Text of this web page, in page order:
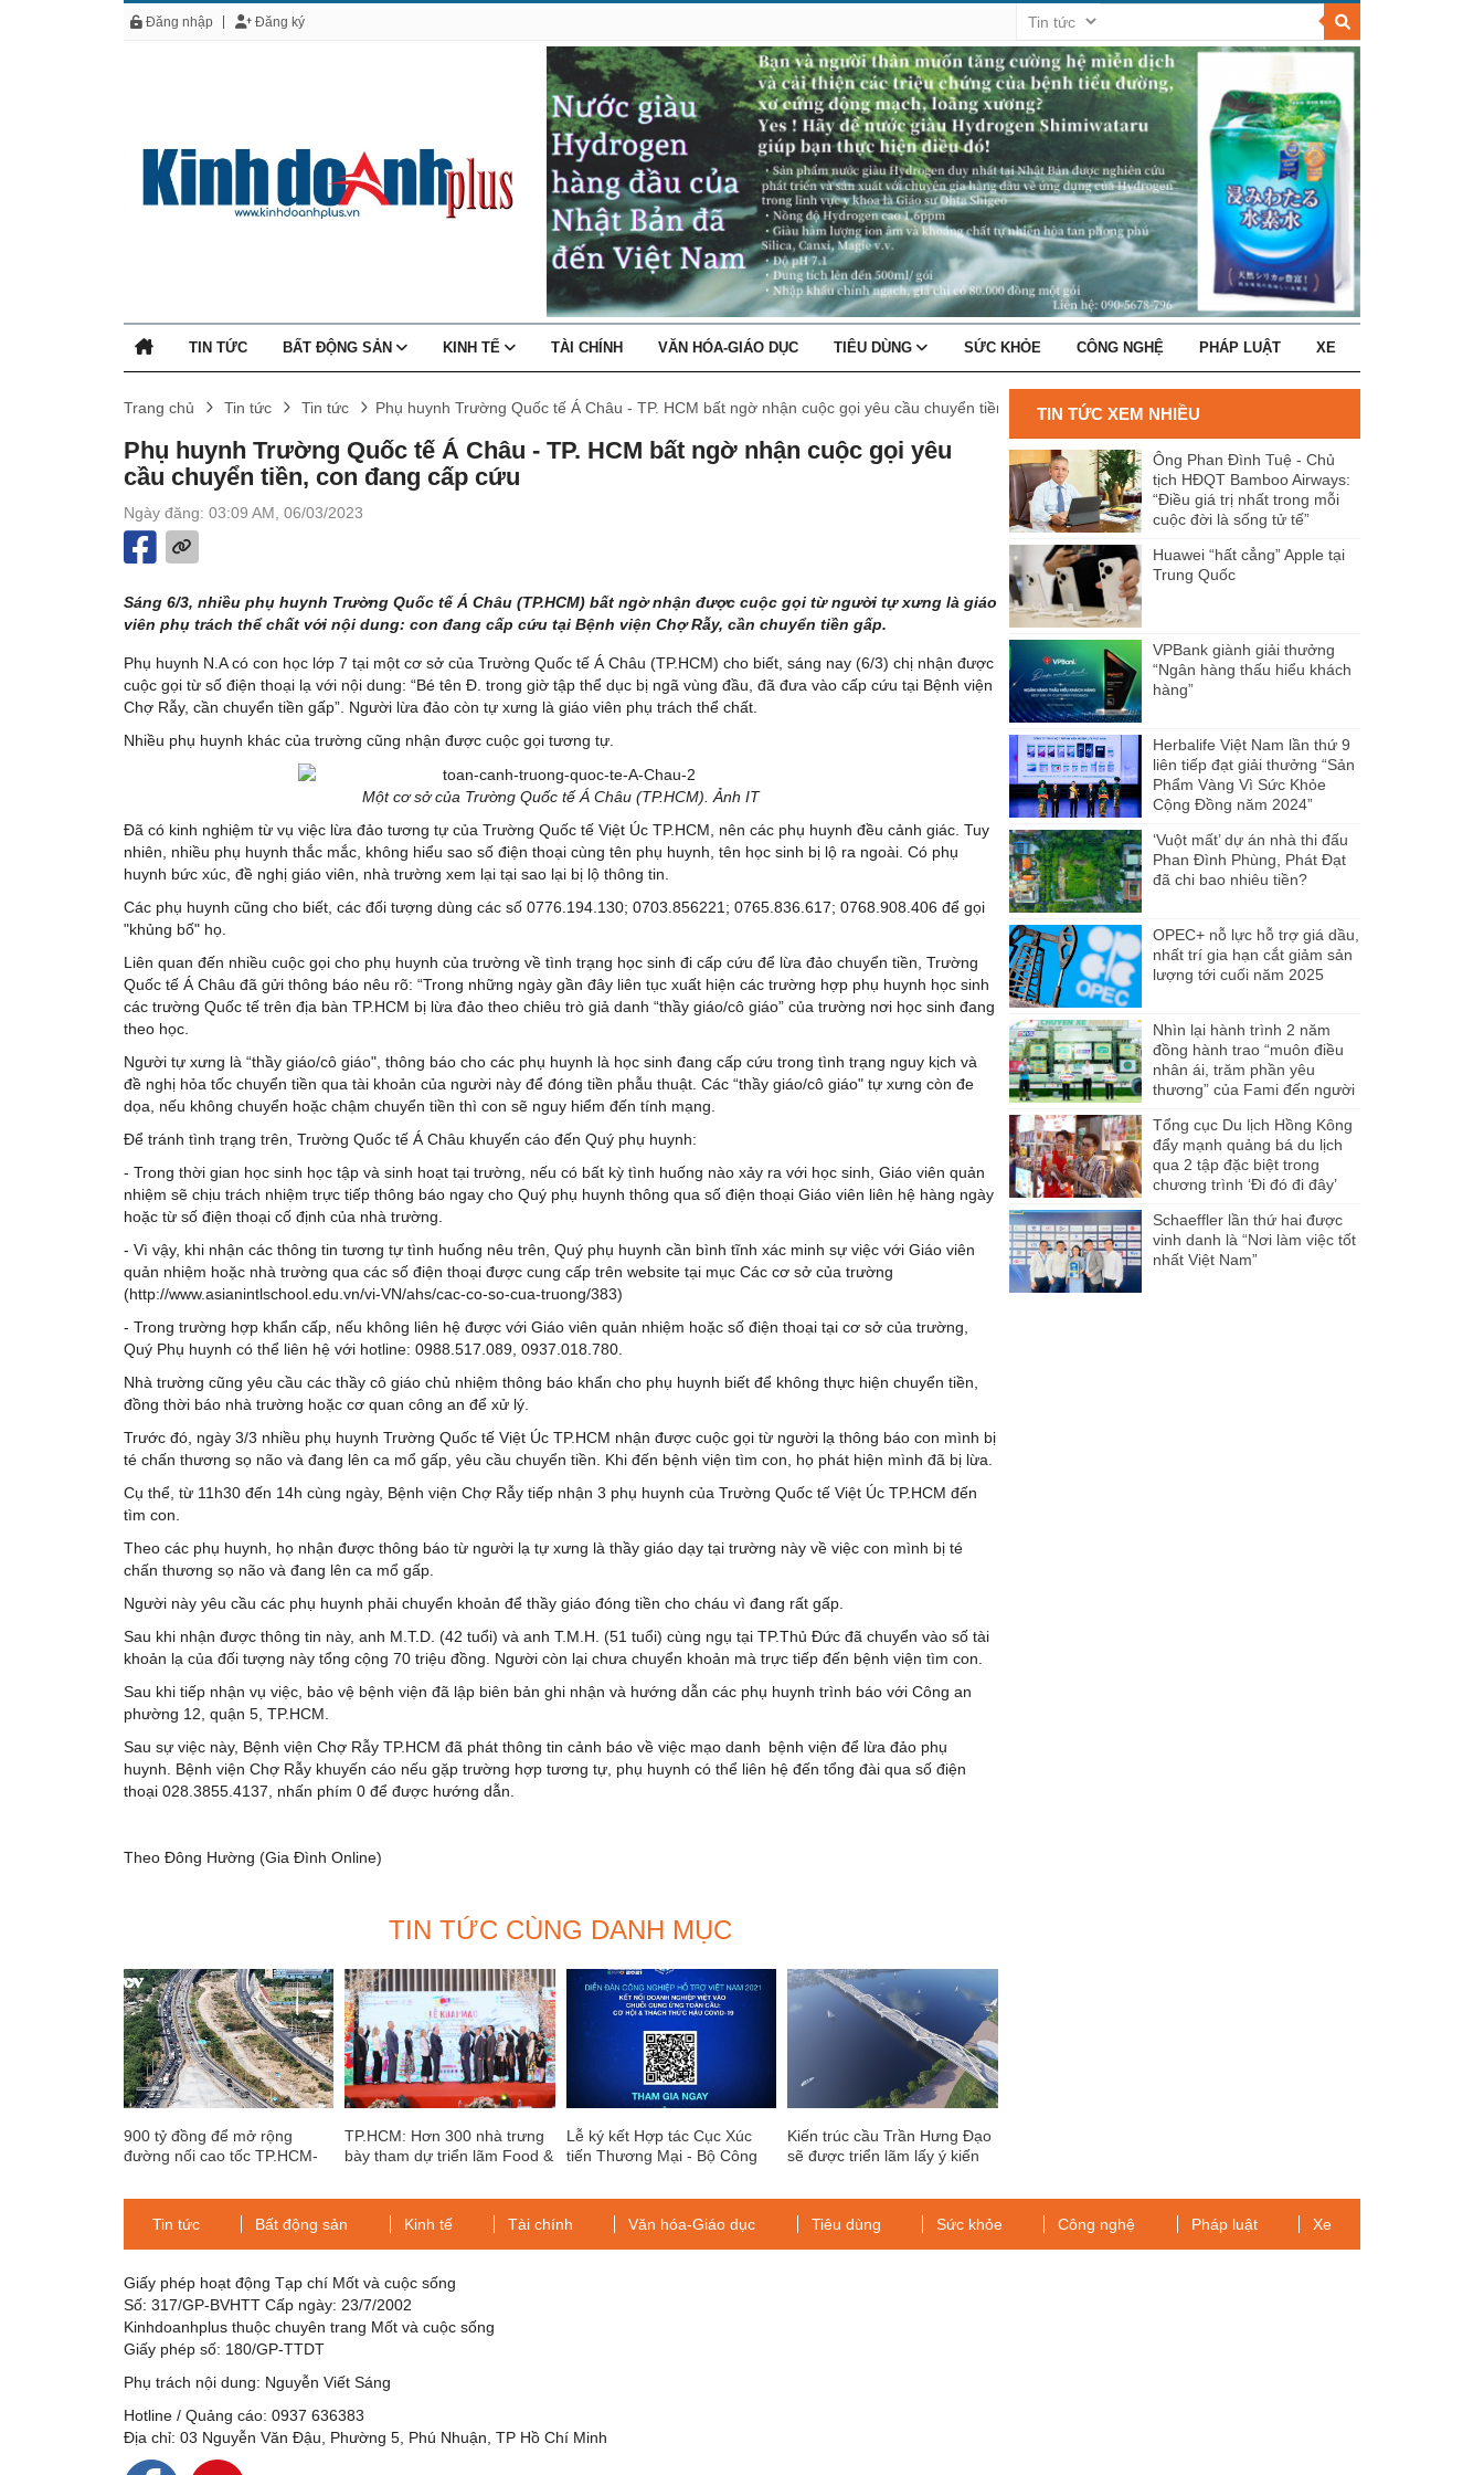
Đăng nhập Đăng ký
TIN TỨC BẤT ĐỘNG SẢN KINH TẾ TÀI CHÍNH VĂN HÓA-GIÁO DỤC TIÊU DÙNG SỨC KHỎE CÔNG NGHỆ PHÁP LUẬT XE
Trang chủ Tin tức Tin tức Phụ huynh Trường Quốc tế Á Châu - TP. HCM bất ngờ nhận cuộc gọi yêu cầu chuyển tiền, con đang cấp cứu
Phụ huynh Trường Quốc tế Á Châu - TP. HCM bất ngờ nhận cuộc gọi yêu
cầu chuyển tiền, con đang cấp cứu
Ngày đăng: 03:09 AM, 06/03/2023
Sáng 6/3, nhiều phụ huynh Trường Quốc tế Á Châu (TP.HCM) bất ngờ nhận được cuộc gọi từ người tự xưng là giáo
viên phụ trách thể chất với nội dung: con đang cấp cứu tại Bệnh viện Chợ Rẫy, cần chuyển tiền gấp.
Phụ huynh N.A có con học lớp 7 tại một cơ sở của Trường Quốc tế Á Châu (TP.HCM) cho biết, sáng nay (6/3) chị nhận được
cuộc gọi từ số điện thoại lạ với nội dung: “Bé tên Đ. trong giờ tập thể dục bị ngã vùng đầu, đã đưa vào cấp cứu tại Bệnh viện
Chợ Rẫy, cần chuyển tiền gấp”. Người lừa đảo còn tự xưng là giáo viên phụ trách thể chất.
Nhiều phụ huynh khác của trường cũng nhận được cuộc gọi tương tự.
Một cơ sở của Trường Quốc tế Á Châu (TP.HCM). Ảnh IT
Đã có kinh nghiệm từ vụ việc lừa đảo tương tự của Trường Quốc tế Việt Úc TP.HCM, nên các phụ huynh đều cảnh giác. Tuy
nhiên, nhiều phụ huynh thắc mắc, không hiểu sao số điện thoại cùng tên phụ huynh, tên học sinh bị lộ ra ngoài. Có phụ
huynh bức xúc, đề nghị giáo viên, nhà trường xem lại tại sao lại bị lộ thông tin.
Các phụ huynh cũng cho biết, các đối tượng dùng các số 0776.194.130; 0703.856221; 0765.836.617; 0768.908.406 để gọi
"khủng bố" họ.
Liên quan đến nhiều cuộc gọi cho phụ huynh của trường về tình trạng học sinh đi cấp cứu để lừa đảo chuyển tiền, Trường
Quốc tế Á Châu đã gửi thông báo nêu rõ: “Trong những ngày gần đây liên tục xuất hiện các trường hợp phụ huynh học sinh
các trường Quốc tế trên địa bàn TP.HCM bị lừa đảo theo chiêu trò giả danh “thầy giáo/cô giáo” của trường nơi học sinh đang
theo học.
Người tự xưng là “thầy giáo/cô giáo", thông báo cho các phụ huynh là học sinh đang cấp cứu trong tình trạng nguy kịch và
đề nghị hỏa tốc chuyển tiền qua tài khoản của người này để đóng tiền phẫu thuật. Các “thầy giáo/cô giáo" tự xưng còn đe
dọa, nếu không chuyển hoặc chậm chuyển tiền thì con sẽ nguy hiểm đến tính mạng.
Để tránh tình trạng trên, Trường Quốc tế Á Châu khuyến cáo đến Quý phụ huynh:
- Trong thời gian học sinh học tập và sinh hoạt tại trường, nếu có bất kỳ tình huống nào xảy ra với học sinh, Giáo viên quản
nhiệm sẽ chịu trách nhiệm trực tiếp thông báo ngay cho Quý phụ huynh thông qua số điện thoại Giáo viên liên hệ hàng ngày
hoặc từ số điện thoại cố định của nhà trường.
- Vì vậy, khi nhận các thông tin tương tự tình huống nêu trên, Quý phụ huynh cần bình tĩnh xác minh sự việc với Giáo viên
quản nhiệm hoặc nhà trường qua các số điện thoại được cung cấp trên website tại mục Các cơ sở của trường
(http://www.asianintlschool.edu.vn/vi-VN/ahs/cac-co-so-cua-truong/383)
- Trong trường hợp khẩn cấp, nếu không liên hệ được với Giáo viên quản nhiệm hoặc số điện thoại tại cơ sở của trường,
Quý Phụ huynh có thể liên hệ với hotline: 0988.517.089, 0937.018.780.
Nhà trường cũng yêu cầu các thầy cô giáo chủ nhiệm thông báo khẩn cho phụ huynh biết để không thực hiện chuyển tiền,
đồng thời báo nhà trường hoặc cơ quan công an để xử lý.
Trước đó, ngày 3/3 nhiều phụ huynh Trường Quốc tế Việt Úc TP.HCM nhận được cuộc gọi từ người lạ thông báo con mình bị
té chấn thương sọ não và đang lên ca mổ gấp, yêu cầu chuyển tiền. Khi đến bệnh viện tìm con, họ phát hiện mình đã bị lừa.
Cụ thể, từ 11h30 đến 14h cùng ngày, Bệnh viện Chợ Rẫy tiếp nhận 3 phụ huynh của Trường Quốc tế Việt Úc TP.HCM đến
tìm con.
Theo các phụ huynh, họ nhận được thông báo từ người lạ tự xưng là thầy giáo dạy tại trường này về việc con mình bị té
chấn thương sọ não và đang lên ca mổ gấp.
Người này yêu cầu các phụ huynh phải chuyển khoản để thầy giáo đóng tiền cho cháu vì đang rất gấp.
Sau khi nhận được thông tin này, anh M.T.D. (42 tuổi) và anh T.M.H. (51 tuổi) cùng ngụ tại TP.Thủ Đức đã chuyển vào số tài
khoản lạ của đối tượng này tổng cộng 70 triệu đồng. Người còn lại chưa chuyển khoản mà trực tiếp đến bệnh viện tìm con.
Sau khi tiếp nhận vụ việc, bảo vệ bệnh viện đã lập biên bản ghi nhận và hướng dẫn các phụ huynh trình báo với Công an
phường 12, quận 5, TP.HCM.
Sau sự việc này, Bệnh viện Chợ Rẫy TP.HCM đã phát thông tin cảnh báo về việc mạo danh bệnh viện để lừa đảo phụ
huynh. Bệnh viện Chợ Rẫy khuyến cáo nếu gặp trường hợp tương tự, phụ huynh có thể liên hệ đến tổng đài qua số điện
thoại 028.3855.4137, nhấn phím 0 để được hướng dẫn.
Theo Đông Hường (Gia Đình Online)
TIN TỨC CÙNG DANH MỤC
900 tỷ đồng để mở rộng
đường nối cao tốc TP.HCM-
TP.HCM: Hơn 300 nhà trưng
bày tham dự triển lãm Food &
Lễ ký kết Hợp tác Cục Xúc
tiến Thương Mại - Bộ Công
Ngoại thương Nhật Bản
(JETRO – VPĐD Hà Nội)
cùng Reed Tradex Việt Nam
Kiến trúc cầu Trần Hưng Đạo
sẽ được triển lãm lấy ý kiến
TIN TỨC XEM NHIỀU
Ông Phan Đình Tuệ - Chủ
tịch HĐQT Bamboo Airways:
“Điều giá trị nhất trong mỗi
cuộc đời là sống tử tế”
Huawei “hất cẳng” Apple tại
Trung Quốc
VPBank giành giải thưởng
“Ngân hàng thấu hiểu khách
hàng”
Herbalife Việt Nam lần thứ 9
liên tiếp đạt giải thưởng “Sản
Phẩm Vàng Vì Sức Khỏe
Cộng Đồng năm 2024”
‘Vuột mất’ dự án nhà thi đấu
Phan Đình Phùng, Phát Đạt
đã chi bao nhiêu tiền?
OPEC+ nỗ lực hỗ trợ giá dầu,
nhất trí gia hạn cắt giảm sản
lượng tới cuối năm 2025
Nhìn lại hành trình 2 năm
đồng hành trao “muôn điều
nhân ái, trăm phần yêu
thương” của Fami đến người
Tổng cục Du lịch Hồng Kông
đẩy mạnh quảng bá du lịch
qua 2 tập đặc biệt trong
chương trình ‘Đi đó đi đây’
Schaeffler lần thứ hai được
vinh danh là “Nơi làm việc tốt
nhất Việt Nam”
Tin tức Bất động sản Kinh tế Tài chính Văn hóa-Giáo dục Tiêu dùng Sức khỏe Công nghệ Pháp luật Xe
Giấy phép hoạt động Tạp chí Mốt và cuộc sống
Số: 317/GP-BVHTT Cấp ngày: 23/7/2002
Kinhdoanhplus thuộc chuyên trang Mốt và cuộc sống
Giấy phép số: 180/GP-TTDT
Phụ trách nội dung: Nguyễn Viết Sáng
Hotline / Quảng cáo: 0937 636383
Địa chỉ: 03 Nguyễn Văn Đậu, Phường 5, Phú Nhuận, TP Hồ Chí Minh